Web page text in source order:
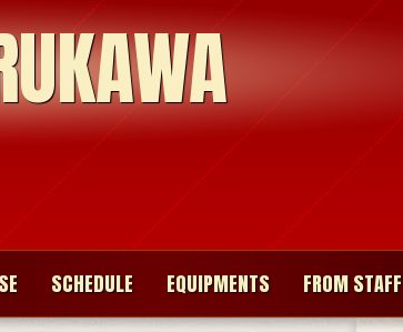
SCHEDULE EQUIPMENTS FROM STAFF